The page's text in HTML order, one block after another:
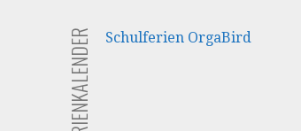
FERIENKALENDER Schulferien OrgaBird